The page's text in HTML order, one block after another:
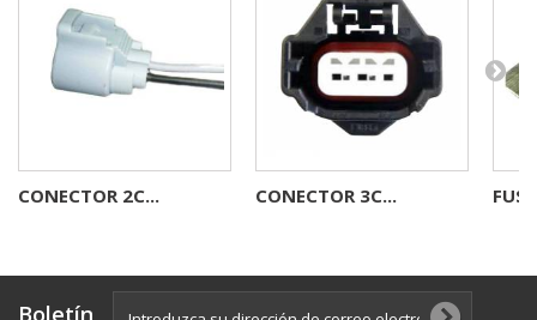
CONECTOR 2C... CONECTOR 3C...
Boletín